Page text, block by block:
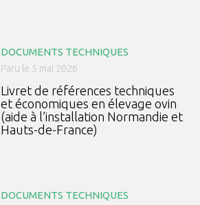
DOCUMENTS TECHNIQUES
Paru le 5 mai 2026
Livret de références techniques
et économiques en élevage ovin
(aide à l’installation Normandie et
Hauts-de-France)
DOCUMENTS TECHNIQUES